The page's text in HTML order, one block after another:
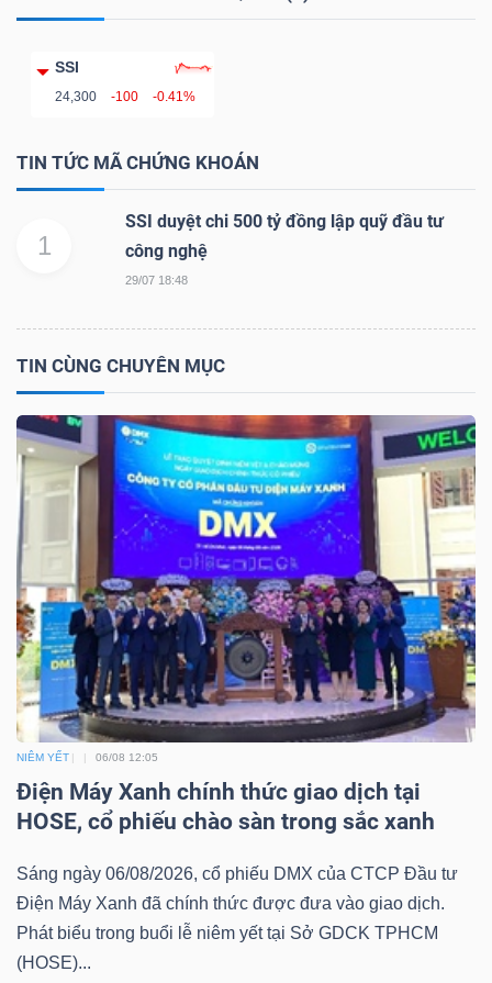
SSI
24,300 -100 -0.41%
TIN TỨC MÃ CHỨNG KHOÁN
1
SSI duyệt chi 500 tỷ đồng lập quỹ đầu tư
công nghệ
29/07 18:48
TIN CÙNG CHUYÊN MỤC
NIÊM YẾT 06/08 12:05
Điện Máy Xanh chính thức giao dịch tại
HOSE, cổ phiếu chào sàn trong sắc xanh
Sáng ngày 06/08/2026, cổ phiếu DMX của CTCP Đầu tư
Điện Máy Xanh đã chính thức được đưa vào giao dịch.
Phát biểu trong buổi lễ niêm yết tại Sở GDCK TPHCM
(HOSE)...
PHÂN
TÍCH
CỔ
PHIẾU
SINH
TRÁI
PHIẾU